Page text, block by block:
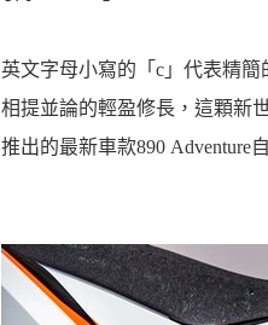
英文字母小寫的「c」代表精
相提並論的輕盈修長，這顆新
推出的最新車款890 Adventure